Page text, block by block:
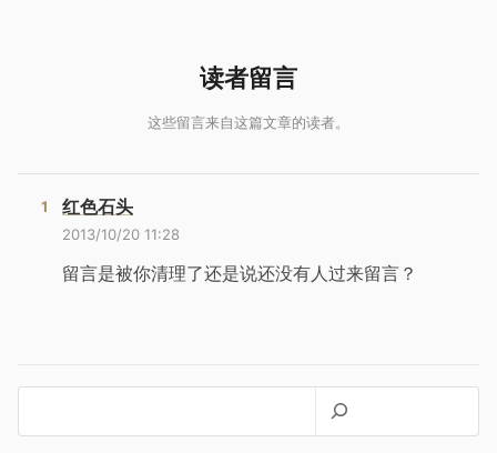
红色石头
2013/10/20 11:28
留言是被你清理了还是说还没有人过来留言？
索